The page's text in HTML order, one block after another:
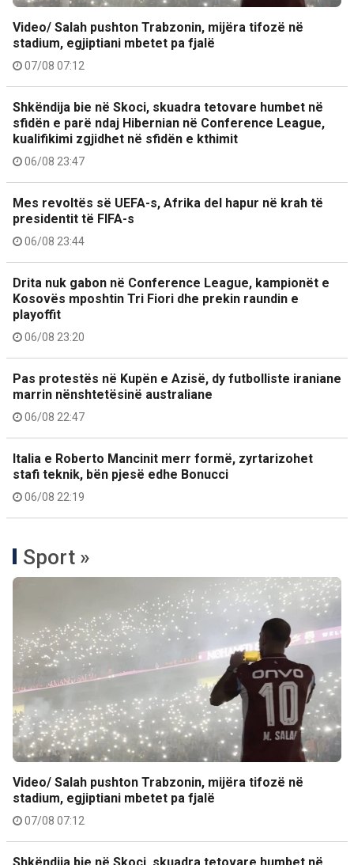
Video/ Salah pushton Trabzonin, mijëra tifozë në
stadium, egjiptiani mbetet pa fjalë
07/08 07:12
Shkëndija bie në Skoci, skuadra tetovare humbet në
sfidën e parë ndaj Hibernian në Conference League,
kualifikimi zgjidhet në sfidën e kthimit
06/08 23:47
Mes revoltës së UEFA-s, Afrika del hapur në krah të
presidentit të FIFA-s
06/08 23:44
Drita nuk gabon në Conference League, kampionët e
Kosovës mposhtin Tri Fiori dhe prekin raundin e
playoffit
06/08 23:20
Pas protestës në Kupën e Azisë, dy futbolliste iraniane
marrin nënshtetësinë australiane
06/08 22:47
Italia e Roberto Mancinit merr formë, zyrtarizohet
stafi teknik, bën pjesë edhe Bonucci
06/08 22:19
Sport »
Video/ Salah pushton Trabzonin, mijëra tifozë në
stadium, egjiptiani mbetet pa fjalë
07/08 07:12